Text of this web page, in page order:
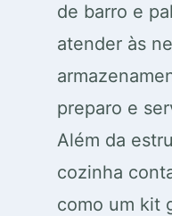
de barro e
atender às
preparo e
Além da
cozinha
como um kit